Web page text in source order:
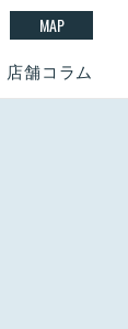
店舗コラム
MAP